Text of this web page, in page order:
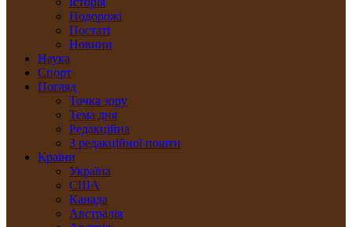
Подорожі
Постаті
Новини
Наука
Спорт
Погляд
Точка зору
Тема дня
Редакційна
З редакційної пошти
Країни
Україна
США
Канада
Австралія